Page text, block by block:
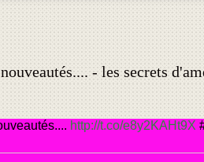
- les secrets
http://t.co/e8y2KAHt9X